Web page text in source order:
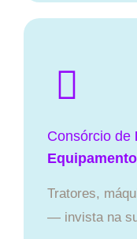
Consórcio de
Tratores,
— invista na